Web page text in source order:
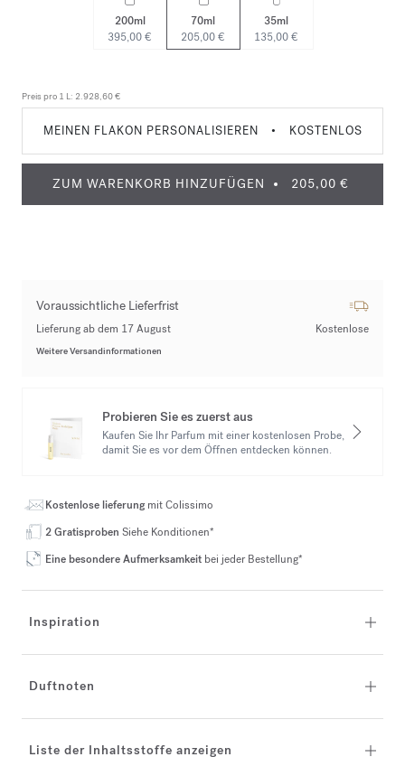
200ml
395,00 €
70ml
205,00 €
35ml
135,00 €
Preis pro 1 L: 2.928,60 €
MEINEN FLAKON PERSONALISIEREN • KOSTENLOS
ZUM WARENKORB HINZUFÜGEN 205,00 €
Voraussichtliche Lieferfrist
Lieferung ab dem 17 August Kostenlose
Weitere Versandinformationen
Probieren Sie es zuerst aus
Kaufen Sie Ihr Parfum mit einer kostenlosen Probe,
damit Sie es vor dem Öffnen entdecken können.
Kostenlose lieferungmit Colissimo
2 Gratisproben Siehe Konditionen*
Eine besondere Aufmerksamkeit bei jeder Bestellung*
Inspiration
Duftnoten
Liste der Inhaltsstoffe anzeigen